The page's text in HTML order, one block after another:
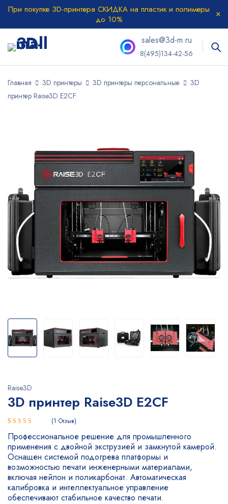
При покупке 3D-принтера СКИДКА на пластик и полимеры
до 10%
sales@3d-m.ru
8(495)134-42-56
Главная 3D принтеры 3D принтеры персональные
3D
принтер Raise3D E2CF
Raise3D
3D принтер Raise3D E2CF
Рейтинг
4.00из
5 на
основе
опроса
1
пользователя
1 Отзыв
Профессиональное решение для промышленного
применения с двойной экструзией и замкнутой камерой.
Оснащен системой подогрева платформы и
возможностью печати инженерными материалами,
включая нейлон и поликарбонат. Автоматическая
калибровка и интеллектуальное управление
обеспечивают стабильное качество печати.